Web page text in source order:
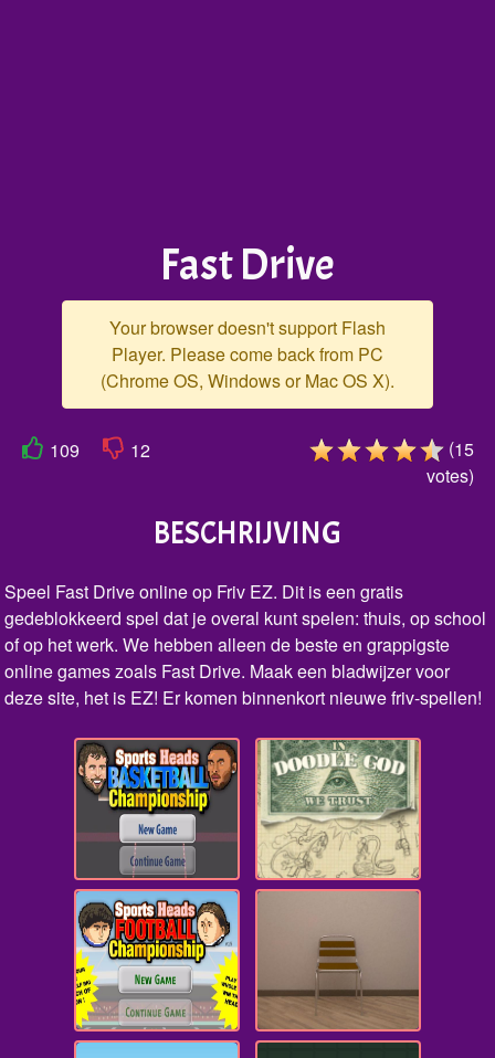
Fast Drive
Your browser doesn't support Flash
Player. Please come back from PC
(Chrome OS, Windows or Mac OS X).
109 12 (15
votes)
BESCHRIJVING
Speel Fast Drive online op Friv EZ. Dit is een gratis
gedeblokkeerd spel dat je overal kunt spelen: thuis, op school
of op het werk. We hebben alleen de beste en grappigste
online games zoals Fast Drive. Maak een bladwijzer voor
deze site, het is EZ! Er komen binnenkort nieuwe friv-spellen!